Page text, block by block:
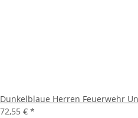
Dunkelblaue Herren Feuerwehr
72,55 € *